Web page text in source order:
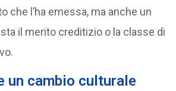
che l’ha emessa, ma anche un
il merito creditizio o la classe di
un cambio culturale